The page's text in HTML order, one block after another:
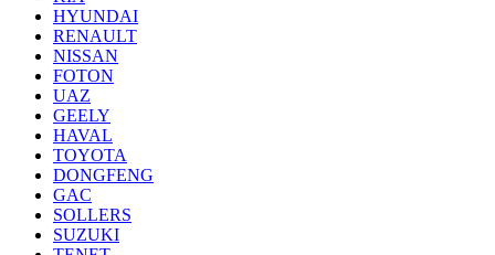
HYUNDAI
RENAULT
NISSAN
FOTON
UAZ
GEELY
HAVAL
TOYOTA
DONGFENG
GAC
SOLLERS
SUZUKI